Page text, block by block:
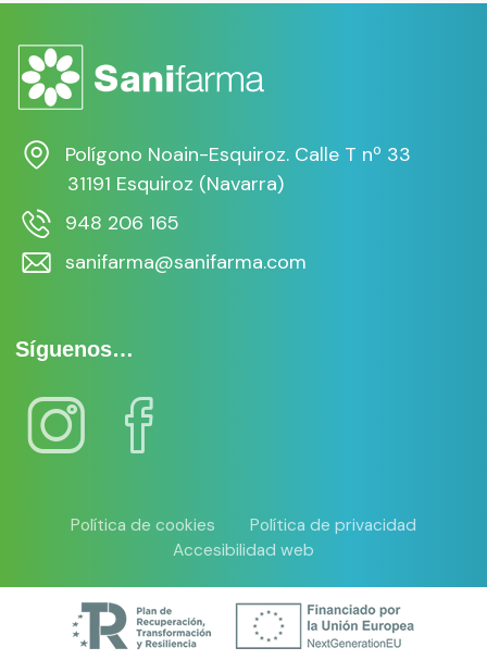
Polígono Noain-Esquiroz. Calle T nº 33
31191 Esquiroz (Navarra)
948 206 165
sanifarma@sanifarma.com
Síguenos…
Política de cookies
Política de privacidad
Accesibilidad web